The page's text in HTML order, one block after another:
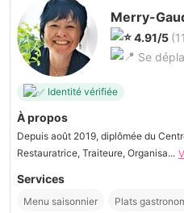
Merry-
4.91/5
Se
Identité vérifiée
À propos
Depuis août 2019, diplômée du
Restauratrice, Traiteure, Organisa...
Services
Menu saisonnier Plats